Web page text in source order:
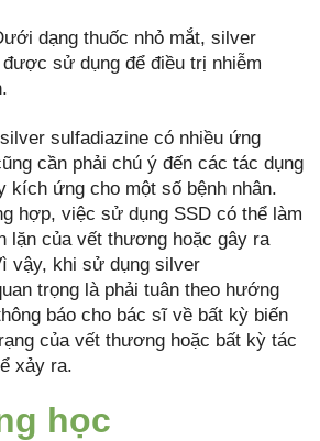
dạng thuốc nhỏ mắt, silver
sử dụng để điều trị nhiễm
sulfadiazine có nhiều ứng
cần phải chú ý đến các tác dụng
kích ứng cho một số bệnh nhân.
hợp, việc sử dụng SSD có thể làm
lặn của vết thương hoặc gây ra
vậy, khi sử dụng silver
trọng là phải tuân theo hướng
báo cho bác sĩ về bất kỳ biến
của vết thương hoặc bất kỳ tác
xảy ra.
học